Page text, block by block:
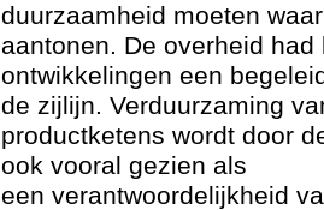
duurzaamheid moeten
aantonen. De overheid had
ontwikkelingen een
de zijlijn. Verduurzaming
productketens wordt door
ook vooral gezien als
een verantwoordelijkheid